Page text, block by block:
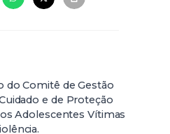
do Comitê de Gestão
e de Proteção
Adolescentes Vítimas